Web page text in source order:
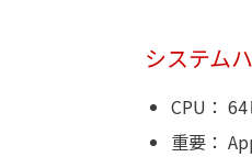
システム
CPU：
重要：